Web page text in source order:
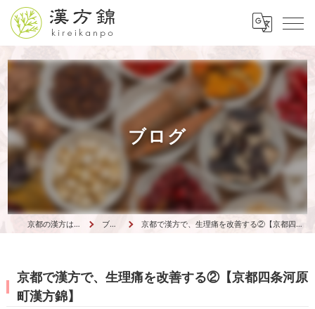
ブログ
京都の漢方は漢方錦 ブログ 京都で漢方で、生理痛を改善する②【京都四条河原町漢方錦】
京都で漢方で、生理痛を改善する②【京都四条河原
町漢方錦】